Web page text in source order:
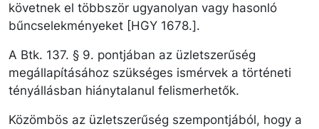
követnek el többször ugyanolyan vagy hasonló
bűncselekményeket [HGY 1678.].
A Btk. 137. § 9. pontjában az üzletszerűség
megállapításához szükséges ismérvek a történeti
tényállásban hiánytalanul felismerhetők.
Közömbös az üzletszerűség szempontjából, hogy a